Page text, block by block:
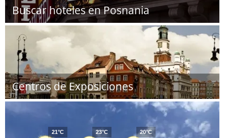
Buscar hoteles en Posnania
Centros de Exposiciones
21°C
23°C
20°C